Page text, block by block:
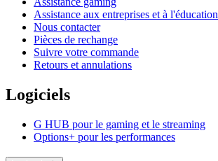
Assistance aux entreprises et à l'éducation
Nous contacter
Pièces de rechange
Suivre votre commande
Retours et annulations
Logiciels
G HUB pour le gaming et le streaming
Options+ pour les performances